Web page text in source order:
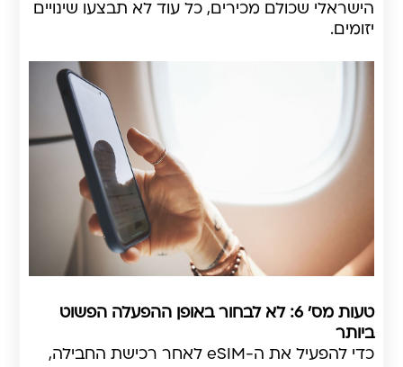
הישראלי שכולם מכירים, כל עוד לא תבצעו שינויים
יזומים.
טעות מס' 6: לא לבחור באופן ההפעלה הפשוט
ביותר
כדי להפעיל את ה-eSIM לאחר רכישת החבילה,